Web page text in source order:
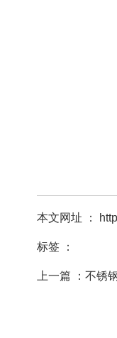
本文网址 ：
标签 ：
上一篇 ： 不锈